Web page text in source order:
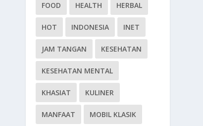
FOOD HEALTH HERBAL
HOT INDONESIA INET
JAM TANGAN KESEHATAN
KESEHATAN MENTAL
KHASIAT KULINER
MANFAAT MOBIL KLASIK